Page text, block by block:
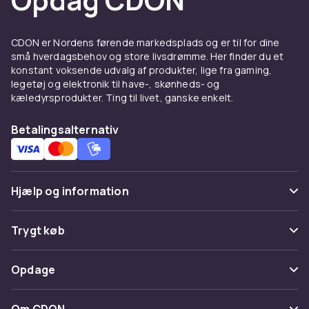
Bill Paxton
William Hope
Jenette Goldstein
Mark Rolston
Charles S. Dutton
Ralph Brown
Pete Postlethwaite
Brian Glover
Winona Ryder
Ron Perlman
Dan Hedaya
Brad Dourif
Michael Wincott
J. E. Freeman
CDON er Nordens førende markedsplads og er til for dine
små hverdagsbehov og store livsdrømme. Her finder du et
konstant voksende udvalg af produkter, lige fra gaming,
legetøj og elektronik til have-, skønheds- og
kæledyrsprodukter. Ting til livet, ganske enkelt.
Betalingsalternativ
Hjælp og information
Ofte stillede spørgsmål
Spor pakke
Fortryd & returner her
Trygt køb
Betaling
Levering
Opdage
Kategorier